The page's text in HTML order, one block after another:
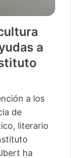
a
a los
de
literario
ha